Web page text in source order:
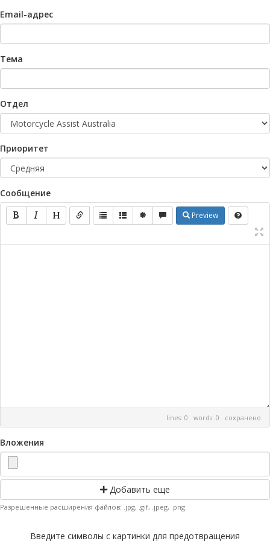
Email-адрес
Тема
Отдел
Приоритет
Сообщение
Preview
lines: 0 words: 0 сохранено
Вложения
Добавить еще
Разрешенные расширения файлов: .jpg, .gif, .jpeg, .png
Введите символы с картинки для предотвращения